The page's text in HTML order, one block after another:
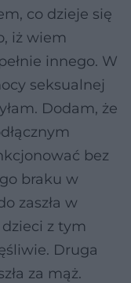
co dzieje się
iż wiem
innego. W
seksualnej
Dodam, że
bez
braku w
zaszła w
z tym
Druga
za mąż.